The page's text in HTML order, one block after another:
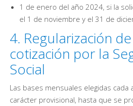
1 de enero del año 2024, si la
el 1 de noviembre y el 31 de
4. Regularización
cotización por la
Social
Las bases mensuales elegidas cada
carácter provisional, hasta que se